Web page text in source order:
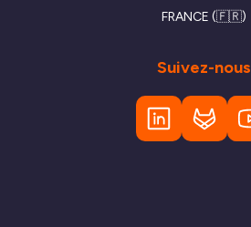
FRANCE (🇫🇷)
Suivez-nous